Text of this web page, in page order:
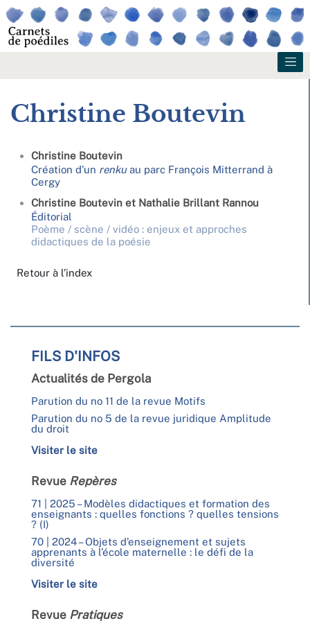
Christine Boutevin
Christine Boutevin
Création d’un renkuau parc François Mitterrand à
Cergy
Christine Boutevin et Nathalie Brillant Rannou
Éditorial
Poème / scène / vidéo : enjeux et approches
didactiques de la poésie
Retour à l’index
FILS D'INFOS
Actualités de Pergola
Parution du no 11 de la revue Motifs
Parution du no 5 de la revue juridique Amplitude
du droit
Visiter le site
Revue Repères
71 | 2025 – Modèles didactiques et formation des
enseignants : quelles fonctions ? quelles tensions
? (I)
70 | 2024 – Objets d’enseignement et sujets
apprenants à l’école maternelle : le défi de la
diversité
Visiter le site
Revue Pratiques